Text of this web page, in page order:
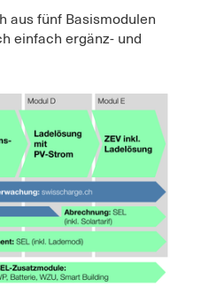
aus fünf Basismodulen
einfach ergänz- und